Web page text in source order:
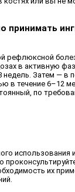
принимать
рефлюксной
в активную
недель. Затем — в
в течение 6–12
по
использования
их